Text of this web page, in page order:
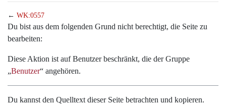
← WK:0557
Wechseln zu:Navigation,Suche
Du bist aus dem folgenden Grund nicht berechtigt, die Seite zu
bearbeiten:
Diese Aktion ist auf Benutzer beschränkt, die der Gruppe
„Benutzer“ angehören.
Du kannst den Quelltext dieser Seite betrachten und kopieren.